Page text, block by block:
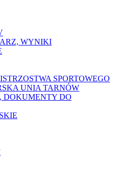
WYNIKI
SPORTOWEGO
UNIA TARNÓW
DOKUMENTY DO